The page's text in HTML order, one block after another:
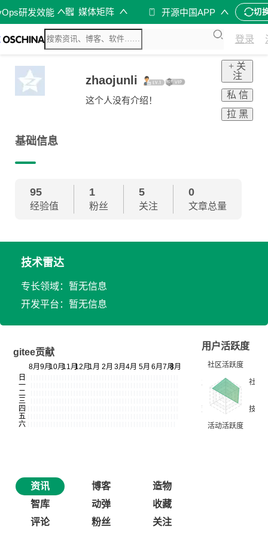
研发效能 媒体矩阵 开源中国APP 切
登录
zhaojunli
这个人没有介绍！
+ 关
注
私 信
拉 黑
基础信息
95
经验值
1
粉丝
5
关注
0
文章总量
技术雷达
专长领域：暂无信息
开发平台：暂无信息
gitee贡献
用户活跃度
资讯 博客
造物
智库
动弹
收藏
评论
粉丝 关注